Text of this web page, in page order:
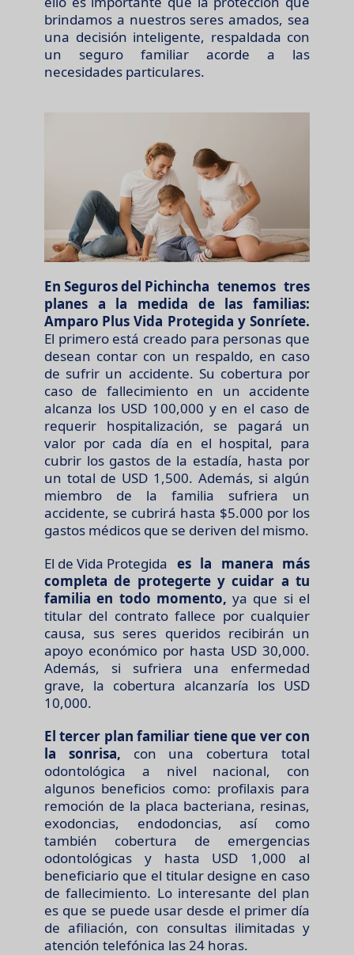
brindamos a nuestros seres amados, sea
una decisión inteligente, respaldada con
un seguro familiar acorde a las
necesidades particulares.
En Seguros del Pichincha tenemos tres
planes a la medida de las familias:
Amparo Plus Vida Protegida y Sonríete.
El primero está creado para personas que
desean contar con un respaldo, en caso
de sufrir un accidente. Su cobertura por
caso de fallecimiento en un accidente
alcanza los USD 100,000 y en el caso de
requerir hospitalización, se pagará un
valor por cada día en el hospital, para
cubrir los gastos de la estadía, hasta por
un total de USD 1,500. Además, si algún
miembro de la familia sufriera un
accidente, se cubrirá hasta $5.000 por los
gastos médicos que se deriven del mismo.
El de Vida Protegida es la manera más
completa de protegerte y cuidar a tu
familia en todo momento, ya que si el
titular del contrato fallece por cualquier
causa, sus seres queridos recibirán un
apoyo económico por hasta USD 30,000.
Además, si sufriera una enfermedad
grave, la cobertura alcanzaría los USD
10,000.
El tercer plan familiar tiene que ver con
la sonrisa, con una cobertura total
odontológica a nivel nacional, con
algunos beneficios como: profilaxis para
remoción de la placa bacteriana, resinas,
exodoncias, endodoncias, así como
también cobertura de emergencias
odontológicas y hasta USD 1,000 al
beneficiario que el titular designe en caso
de fallecimiento. Lo interesante del plan
es que se puede usar desde el primer día
de afiliación, con consultas ilimitadas y
atención telefónica las 24 horas.